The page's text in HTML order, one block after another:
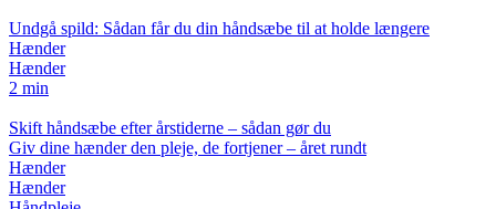
Undgå spild: Sådan får du din håndsæbe til at holde længere
Hænder
Hænder
2 min
Skift håndsæbe efter årstiderne – sådan gør du
Giv dine hænder den pleje, de fortjener – året rundt
Hænder
Hænder